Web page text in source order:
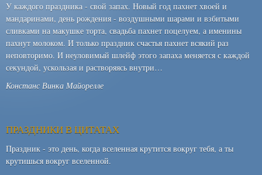
У каждого праздника - свой запах. Новый год пахнет хвоей и
мандаринами, день рождения - воздушными шарами и взбитыми
сливками на макушке торта, свадьба пахнет поцелуем, а именины
пахнут молоком. И только праздник счастья пахнет всякий раз
неповторимо. И неуловимый шлейф этого запаха меняется с каждой
секундой, ускользая и растворяясь внутри…
Констанс Винка Майорелле
ПРАЗДНИКИ В ЦИТАТАХ
Праздник - это день, когда вселенная крутится вокруг тебя, а ты
крутишься вокруг вселенной.